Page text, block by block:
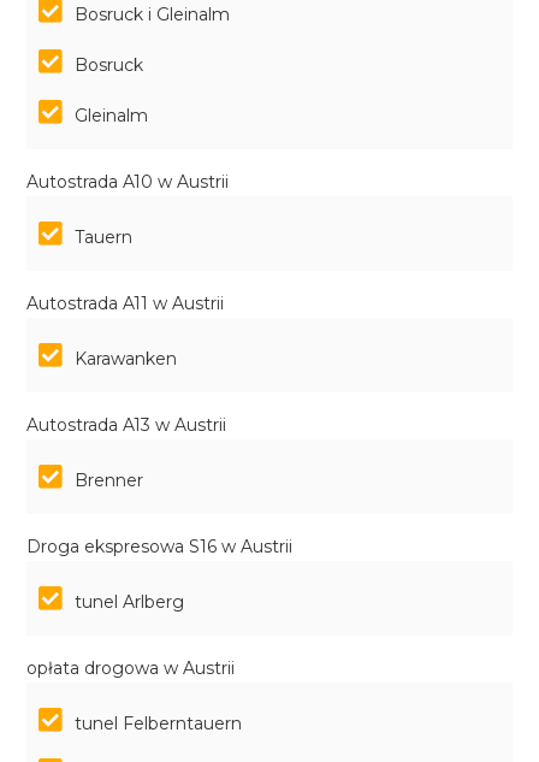
Bosruck i Gleinalm
Bosruck
Gleinalm
Autostrada A10 w Austrii
Tauern
Autostrada A11 w Austrii
Karawanken
Autostrada A13 w Austrii
Brenner
Droga ekspresowa S16 w Austrii
tunel Arlberg
opłata drogowa w Austrii
tunel Felberntauern